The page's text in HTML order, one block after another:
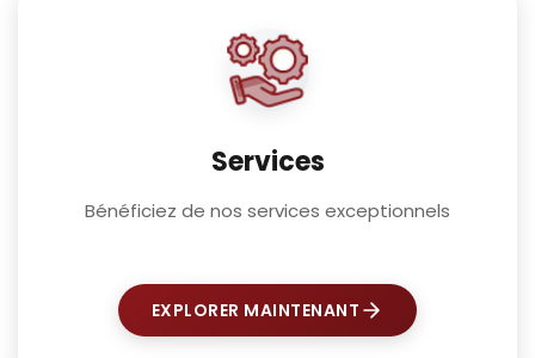
Services
Bénéficiez de nos services exceptionnels
EXPLORER MAINTENANT